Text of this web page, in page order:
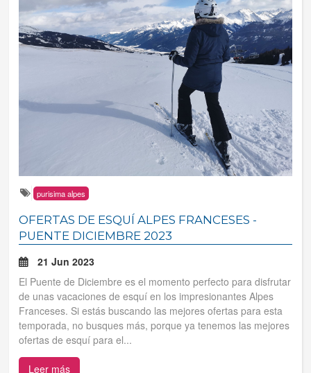
purisima alpes
OFERTAS DE ESQUÍ ALPES FRANCESES -
PUENTE DICIEMBRE 2023
21 Jun 2023
El Puente de Diciembre es el momento perfecto para disfrutar
de unas vacaciones de esquí en los impresionantes Alpes
Franceses. Si estás buscando las mejores ofertas para esta
temporada, no busques más, porque ya tenemos las mejores
ofertas de esquí para el...
Leer más